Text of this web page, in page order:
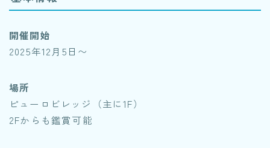
開催開始
2025年12月5日〜
場所
ピューロビレッジ（主に1F）
2Fからも鑑賞可能